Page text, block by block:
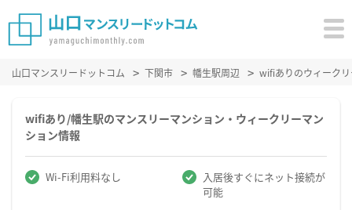
山口マンスリードットコム 下関市 幡生駅周辺 wifiありのウィーク
wifiあり/幡生駅のマンスリーマンション・ウィークリーマン
ション情報
Wi-Fi利用料なし
入居後すぐにネット接続が
可能